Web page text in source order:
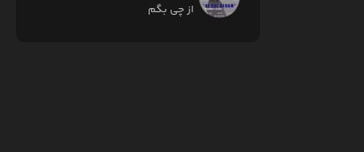
از چی بگم